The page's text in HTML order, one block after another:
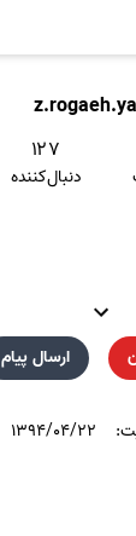
۱۲۷
دنبال‌کننده
ارسال پیام
۱۳۹۴/۰۴/۲۲